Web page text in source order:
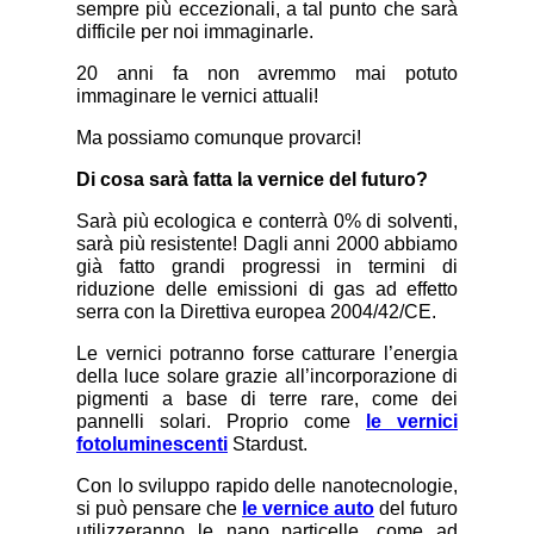
sempre più eccezionali, a tal punto che sarà
difficile per noi immaginarle.
20 anni fa non avremmo mai potuto
immaginare le vernici attuali!
Ma possiamo comunque provarci!
Di cosa sarà fatta la vernice del futuro?
Sarà più ecologica e conterrà 0% di solventi,
sarà più resistente! Dagli anni 2000 abbiamo
già fatto grandi progressi in termini di
riduzione delle emissioni di gas ad effetto
serra con la Direttiva europea 2004/42/CE.
Le vernici potranno forse catturare l’energia
della luce solare grazie all’incorporazione di
pigmenti a base di terre rare, come dei
pannelli solari. Proprio come
le vernici
fotoluminescenti Stardust.
Con lo sviluppo rapido delle nanotecnologie,
si può pensare che le vernice auto del futuro